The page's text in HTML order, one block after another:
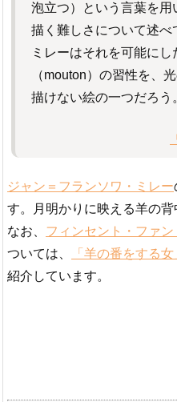
泡立つ）という言葉を
描く難しさについて述べ
ミレーはそれを可能に
（mouton）の習性を、
描けない絵の一つだろう
ジャン＝フランソワ・ミレー
す。月明かりに映える羊の背
なお、 フィンセント・ファン
ついては、
「羊の番をする女
紹介しています。